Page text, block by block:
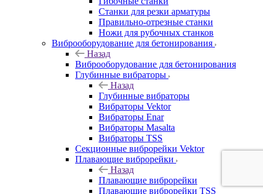
Станки для резки арматуры
Правильно-отрезные станки
Ножи для рубочных станков
Виброоборудование для бетонирования
Назад
Виброоборудование для бетонирования
Глубинные вибраторы
Назад
Глубинные вибраторы
Вибраторы Vektor
Вибраторы Enar
Вибраторы Masalta
Вибраторы TSS
Секционные виброрейки Vektor
Плавающие виброрейки
Назад
Плавающие виброрейки
Плавающие виброрейки TSS